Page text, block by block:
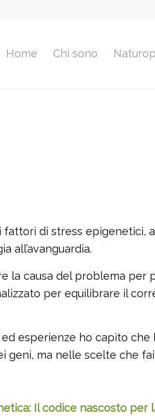
Home Chi sono
di stress epigenetici,
all’avanguardia.
la causa del problema per
per equilibrare il
esperienze ho capito che
geni, ma nelle scelte che
Il codice nascosto per